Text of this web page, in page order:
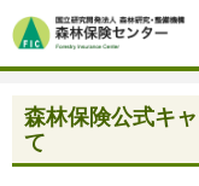
森林保険公式キ
て